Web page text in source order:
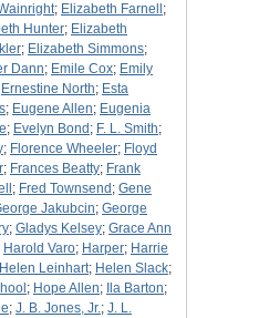
; Elizabeth Farnell ;
Hunter; Elizabeth
; Elizabeth Simmons;
Dann; Emile Cox; Emily
Ernestine North; Esta
; Eugene Allen; Eugenia
; Evelyn Bond ; F. L. Smith;
; Florence Wheeler; Floyd
; Frances Beatty; Frank
; Fred Townsend ; Gene
Jakubcin; George
; Gladys Kelsey; Grace Ann
Harold Varo; Harper; Harrie
Helen Leinhart; Helen Slack;
; Hope Allen; Ila Barton;
; J. B. Jones, Jr.; J. L.